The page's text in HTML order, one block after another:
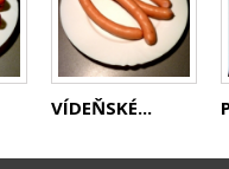
VÍDEŇSKÉ...